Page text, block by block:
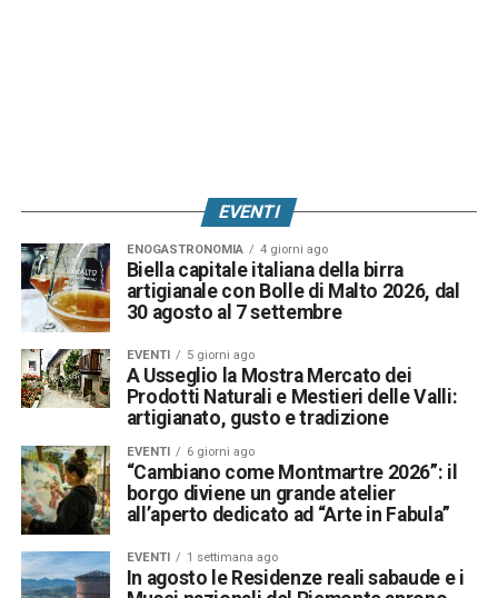
EVENTI
ENOGASTRONOMIA 4 giorni ago
Biella capitale italiana della birra
artigianale con Bolle di Malto 2026, dal
30 agosto al 7 settembre
EVENTI 5 giorni ago
A Usseglio la Mostra Mercato dei
Prodotti Naturali e Mestieri delle Valli:
artigianato, gusto e tradizione
EVENTI 6 giorni ago
“Cambiano come Montmartre 2026”: il
borgo diviene un grande atelier
all’aperto dedicato ad “Arte in Fabula”
EVENTI 1 settimana ago
In agosto le Residenze reali sabaude e i